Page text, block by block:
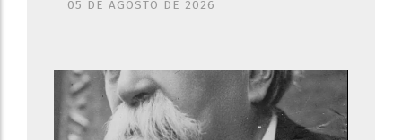
05 DE AGOSTO DE 2026